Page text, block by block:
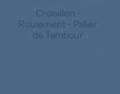
Croisillon -
Roulement - Palier
de Tambour